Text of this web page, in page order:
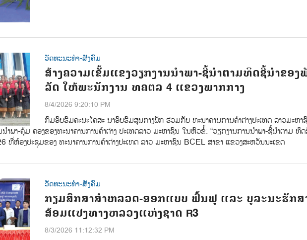
ວັດທະນະທຳ-ສັງຄົມ
ສ້າງຄວາມເຂັ້ມແຂງວຽກງານນຳພາ-ຊີ້ນຳຕາມທິດຊີ້ນຳຂອງ
ລັດ ໃຫ້ພະນັກງານ ທຄຕລ 4 ແຂວງພາກກາງ
8/4/2026 9:20:10 PM
ກົມອົບຮົມຄະນະໂຄສະ ນາອົບຮົມສູນກາງພັກ ຮ່ວມກັບ ທະນາຄານການຄ້າຕ່າງປະເທດ ລາວມະຫາ
ພາ-ຄຸ້ມ ຄອງຂອງທະນາຄານການຄ້າຕ່າງ ປະເທດລາວ ມະຫາຊົນ ໃນຫົວຂໍ້: “ວຽກງານການນໍາພາ-ຊີ້ນໍາຕາມ ທິ
ທີ່ຫ້ອງປະຊຸມຂອງ ທະນາຄານການຄ້າຕ່າງປະເທດ ລາວ ມະຫາຊົນ BCEL ສາຂາ ແຂວງສະຫວັນນະເຂດ
ວັດທະນະທຳ-ສັງຄົມ
ກຽມສຶກສາສຳຫລວດ-ອອກແບບ ຟື້ນຟູ ແລະ ບູລະນະຮັກສ
ສ້ອມແປງທາງຫລວງແຫ່ງຊາດ R3
8/3/2026 11:12:32 PM